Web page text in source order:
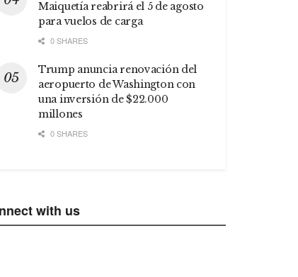
Maiquetía reabrirá el 5 de agosto
para vuelos de carga
0 SHARES
Trump anuncia renovación del
aeropuerto de Washington con
una inversión de $22.000
millones
0 SHARES
with us